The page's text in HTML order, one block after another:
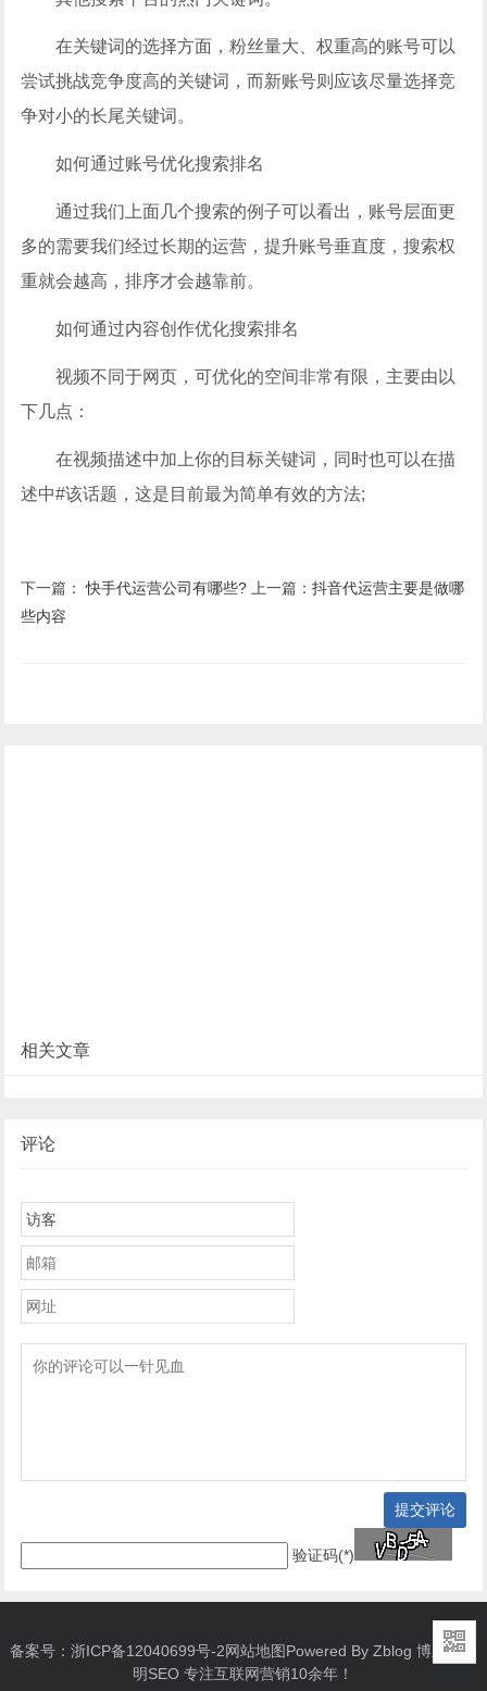
在关键词的选择方面，粉丝量大、权重高的账号可以
尝试挑战竞争度高的关键词，而新账号则应该尽量选择竞
争对小的长尾关键词。
如何通过账号优化搜索排名
通过我们上面几个搜索的例子可以看出，账号层面更
多的需要我们经过长期的运营，提升账号垂直度，搜索权
重就会越高，排序才会越靠前。
如何通过内容创作优化搜索排名
视频不同于网页，可优化的空间非常有限，主要由以
下几点：
在视频描述中加上你的目标关键词，同时也可以在描
述中#该话题，这是目前最为简单有效的方法;
下一篇： 快手代运营公司有哪些? 上一篇：抖音代运营主要是做哪
些内容
相关文章
评论
提交评论
验证码(*)
备案号： 浙ICP备12040699号-2网站地图Powered By Zblog 博主：启
明SEO 专注互联网营销10余年！